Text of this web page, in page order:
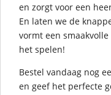
en zorgt voor een
En laten we de
vormt een
het spelen!
Bestel vandaag nog
en geef het perfecte